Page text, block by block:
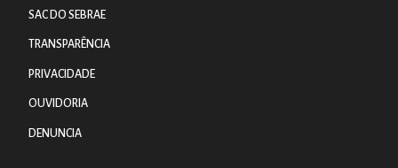
SAC DO SEBRAE
TRANSPARÊNCIA
PRIVACIDADE
OUVIDORIA
DENUNCIA